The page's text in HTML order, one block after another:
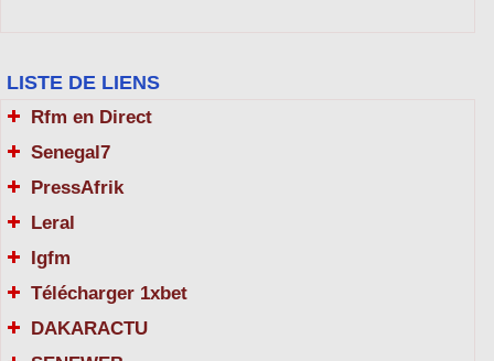
LISTE DE LIENS
Rfm en Direct
Senegal7
PressAfrik
Leral
Igfm
Télécharger 1xbet
DAKARACTU